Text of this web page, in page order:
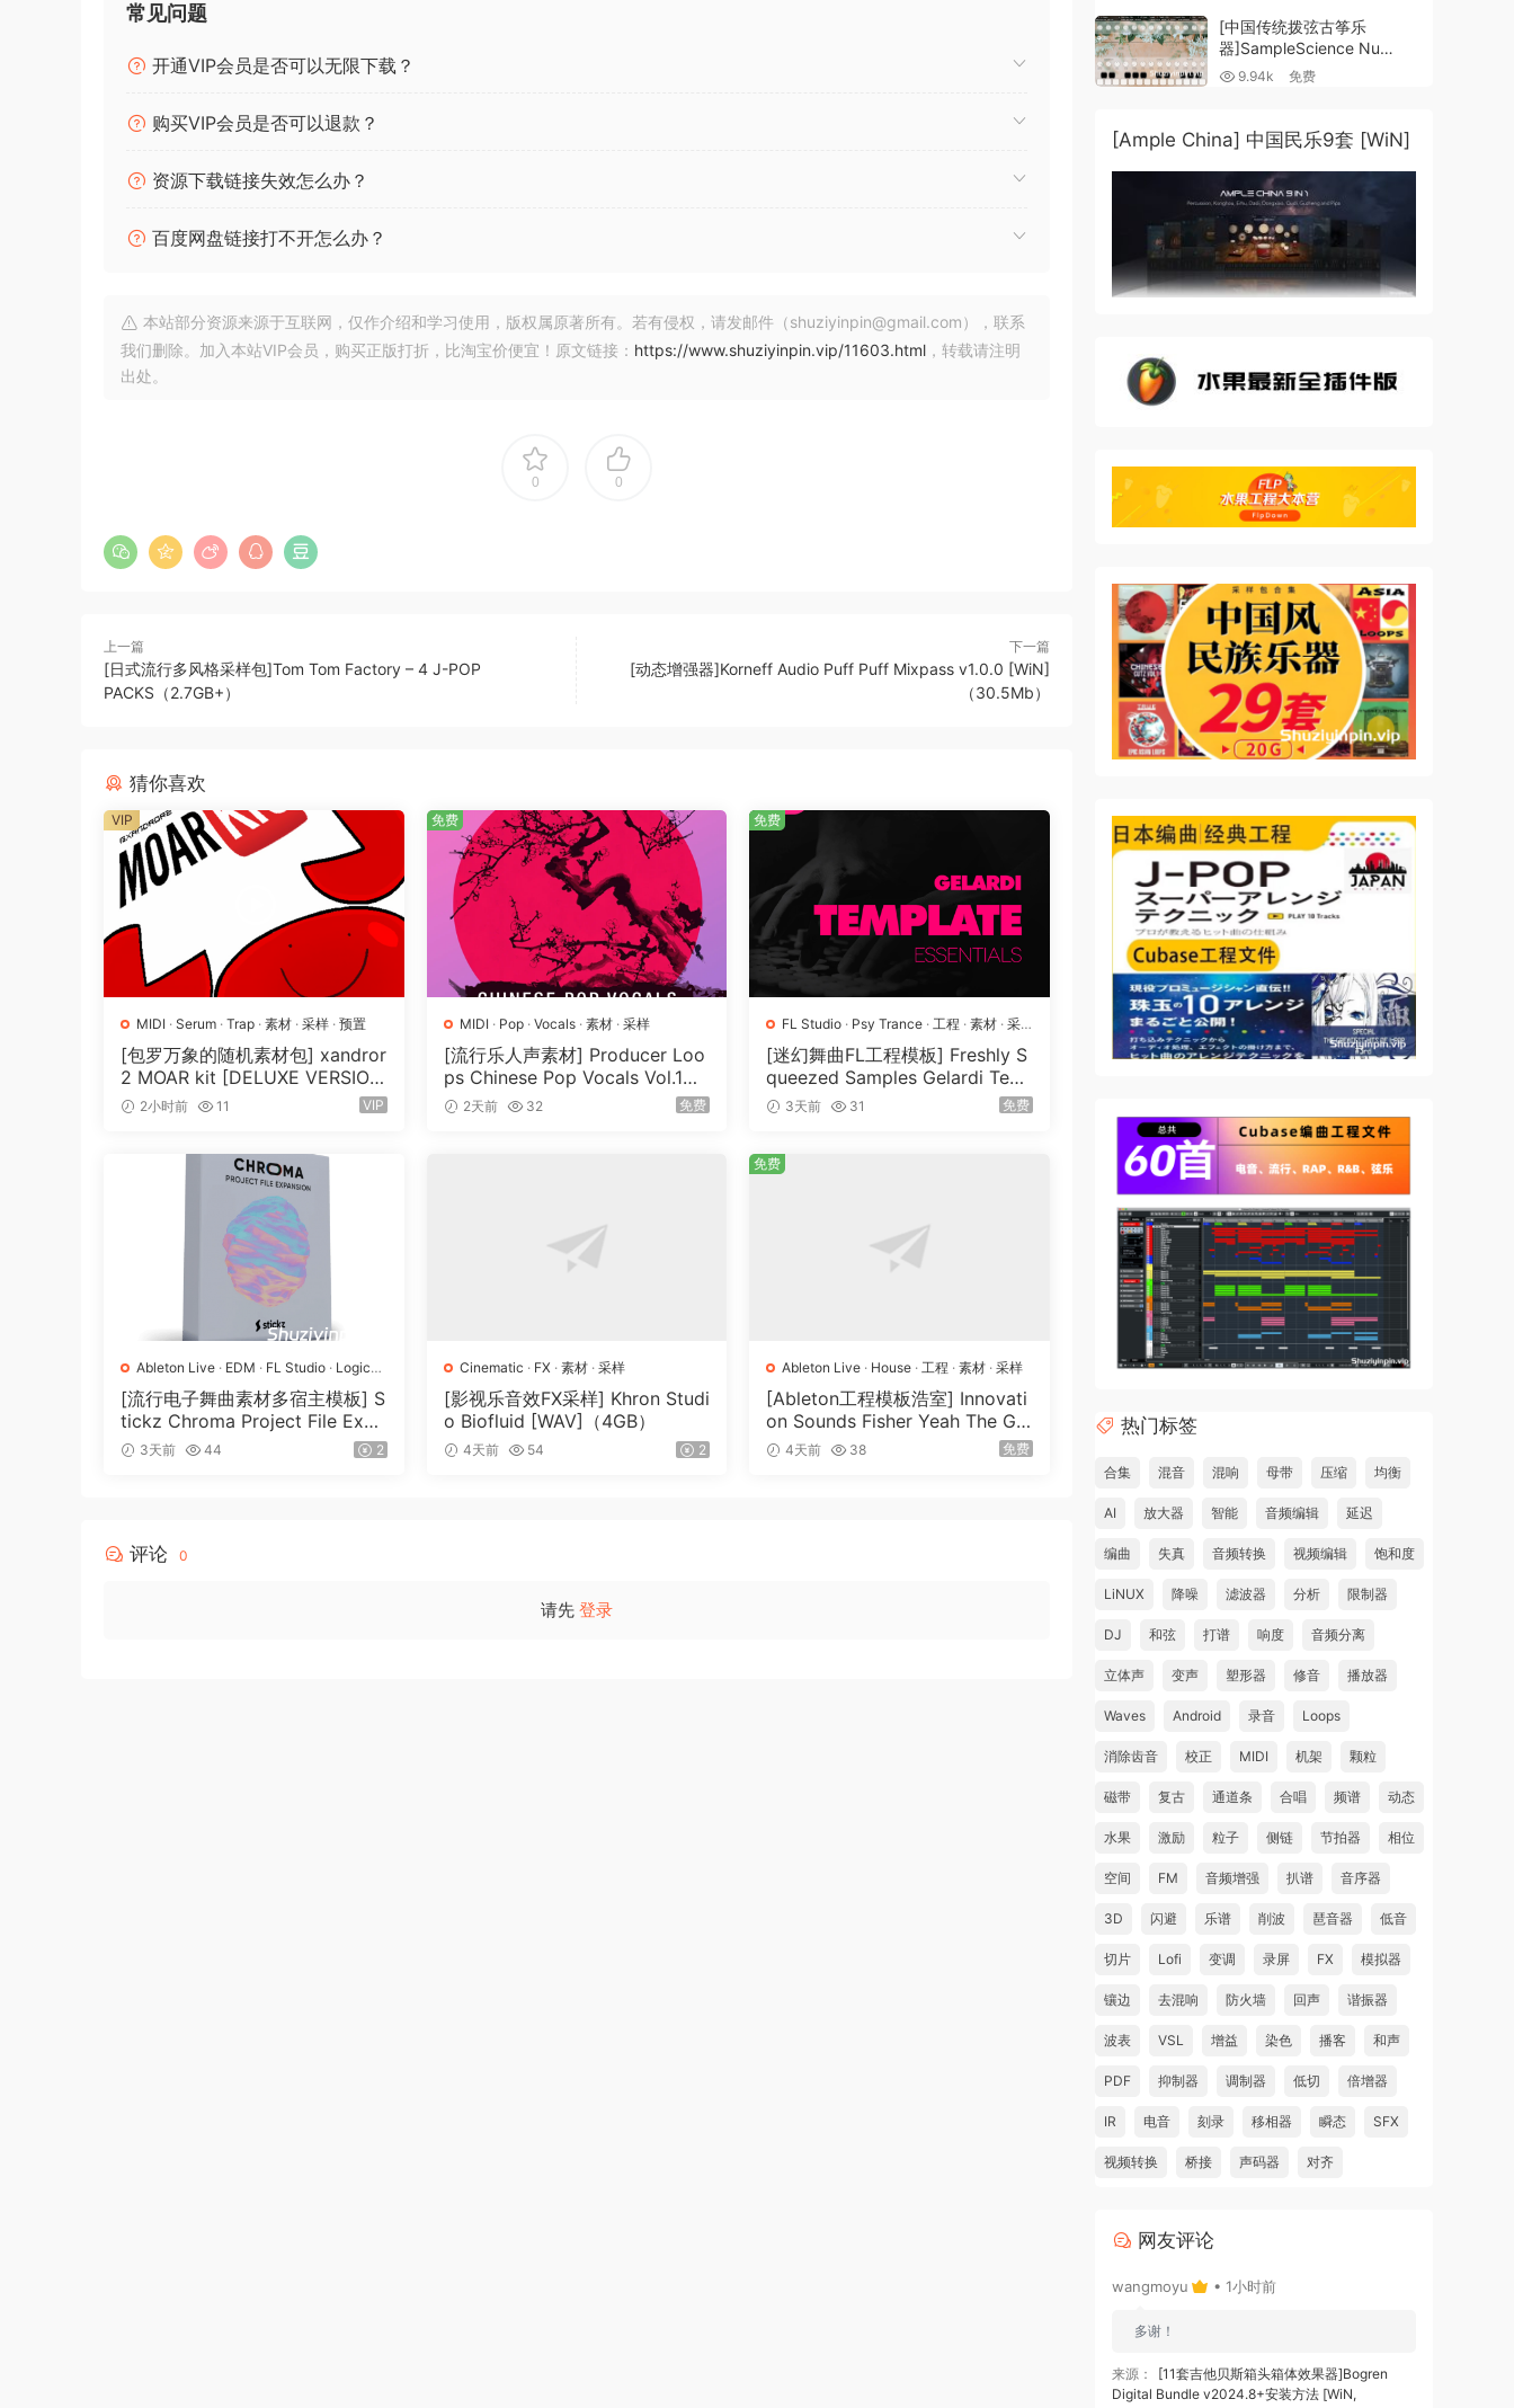
常见问题
开通VIP会员是否可以无限下载？
购买VIP会员是否可以退款？
资源下载链接失效怎么办？
百度网盘链接打不开怎么办？
本站部分资源来源于互联网，仅作介绍和学习使用，版权属原著所有。若有侵权，请发邮件（shuziyinpin@gmail.com），联系
我们删除。加入本站VIP会员，购买正版打折，比淘宝价便宜！原文链接： https://www.shuziyinpin.vip/11603.html ，转载请注明
出处。
0 0
上一篇
[日式流行多风格采样包]Tom Tom Factory – 4 J-POP
PACKS（2.7GB+）
下一篇
[动态增强器]Korneff Audio Puff Puff Mixpass v1.0.0 [WiN]
（30.5Mb）
猜你喜欢
MIDI · Serum · Trap · 素材 · 采样 · 预置
[包罗万象的随机素材包] xandror
2 MOAR kit [DELUXE VERSIO
N] [WAV, MiDi]（3.1GB）
2小时前 11 VIP
VIP
MIDI · Pop· Vocals· 素材· 采样
[流行乐人声素材] Producer Loo
ps Chinese Pop Vocals Vol.1
[WAV, MiDi, REX]（3.21GB）
2天前 32 免费
免费
FL Studio · Psy Trance ·工程 ·素材 ·采
样
[迷幻舞曲FL工程模板] Freshly S
queezed Samples Gelardi Tem
plate Essentials Vol.1（54.7M
3天前 31 免费
免费
Ableton Live · EDM · FL Studio · Logic
Pro· Pop·工程 ·素材· 采样
[流行电子舞曲素材多宿主模板] S
tickz Chroma Project File Expa
nsion（2.53GB）
3天前 44 2
Cinematic · FX · 素材· 采样
[影视乐音效FX采样] Khron Studi
o Biofluid [WAV]（4GB）
4天前 54 2
Ableton Live · House ·工程 ·素材 ·采样
[Ableton工程模板浩室] Innovati
on Sounds Fisher Yeah The Gir
ls (Rmv Remake)（135.25MB）
4天前 38 免费
免费
评论 0
请先 登录
MacOSX]
（4.1GB+10.2GB+9.6GB）
[中国传统拨弦古筝乐
器]SampleScience Nu
Guzheng v2.0 x64 VST
9.94k 免费
[Ample China] 中国民乐9套 [WiN]
热门标签
合集 混音 混响 母带 压缩 均衡
AI 放大器 智能 音频编辑 延迟
编曲 失真 音频转换 视频编辑 饱和度
LiNUX 降噪 滤波器 分析 限制器
DJ 和弦 打谱 响度 音频分离
立体声 变声 塑形器 修音 播放器
Waves Android 录音 Loops
消除齿音 校正 MIDI 机架 颗粒
磁带 复古 通道条 合唱 频谱 动态
水果 激励 粒子 侧链 节拍器 相位
空间 FM 音频增强 扒谱 音序器
3D 闪避 乐谱 削波 琶音器 低音
切片 Lofi 变调 录屏 FX 模拟器
镶边 去混响 防火墙 回声 谐振器
波表 VSL 增益 染色 播客 和声
PDF 抑制器 调制器 低切 倍增器
IR 电音 刻录 移相器 瞬态 SFX
视频转换 桥接 声码器 对齐
网友评论
wangmoyu • 1小时前
多谢！
来源：
[11套吉他贝斯箱头箱体效果器]Bogren
Digital Bundle v2024.8+安装方法 [WiN,